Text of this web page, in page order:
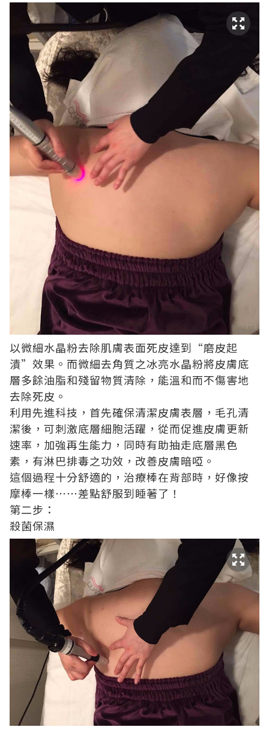
以微細水晶粉去除肌膚表面死皮達到“磨皮起
漬”效果。而微細去角質之冰亮水晶粉將皮膚底
層多餘油脂和殘留物質清除，能溫和而不傷害地
去除死皮。
利用先進科技，首先確保清潔皮膚表層，毛孔清
潔後，可刺激底層細胞活躍，從而促進皮膚更新
速率，加強再生能力，同時有助抽走底層黑色
素，有淋巴排毒之功效，改善皮膚暗啞。
這個過程十分舒適的，治療棒在背部時，好像按
摩棒一樣⋯⋯差點舒服到睡著了！
第二步：
殺菌保濕